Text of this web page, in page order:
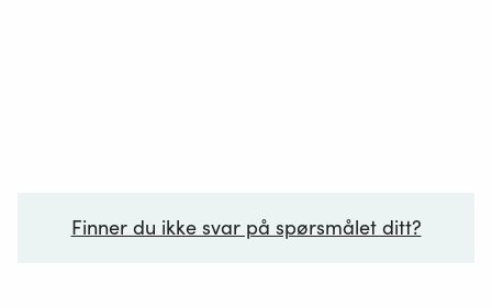
Finner du ikke svar på spørsmålet ditt?